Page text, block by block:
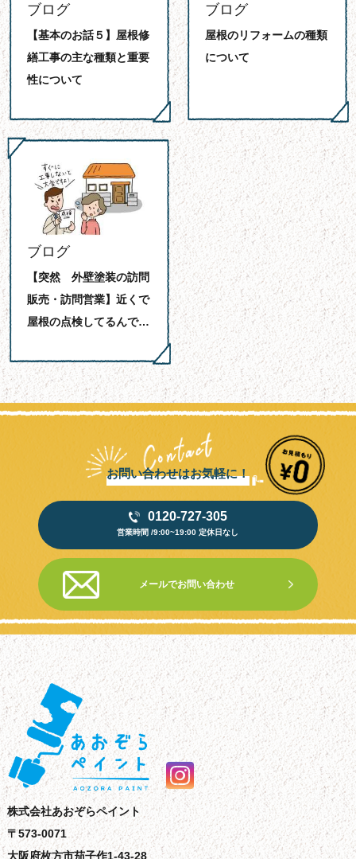
ブログ
【基本のお話５】屋根修
繕工事の主な種類と重要
性について
ブログ
屋根のリフォームの種類
について
ブログ
【突然 外壁塗装の訪問
販売・訪問営業】近くで
屋根の点検してるんで…
お問い合わせはお気軽に！
0120-727-305
営業時間 /9:00~19:00 定休日なし
メールでお問い合わせ
株式会社あおぞらペイント
〒573-0071
大阪府枚方市茄子作1-43-28